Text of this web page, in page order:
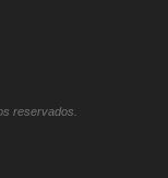
reservados.